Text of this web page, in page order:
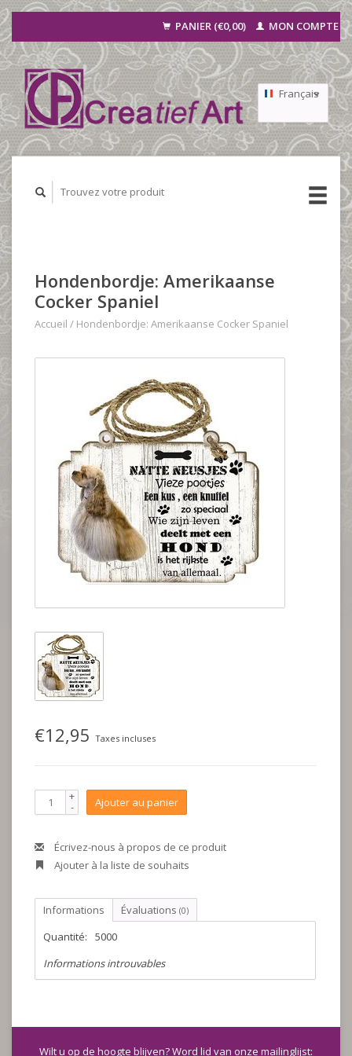
PANIER (€0,00) MON COMPTE
Français
Nederlands
Hondenbordje: Amerikaanse
Cocker Spaniel
Accueil / Hondenbordje: Amerikaanse Cocker Spaniel
€12,95 Taxes incluses
+
- Ajouter au panier
Écrivez-nous à propos de ce produit
Ajouter à la liste de souhaits
Informations Évaluations (0)
Quantité:
5000
Informations introuvables
Wilt u op de hoogte blijven? Word lid van onze mailinglijst: